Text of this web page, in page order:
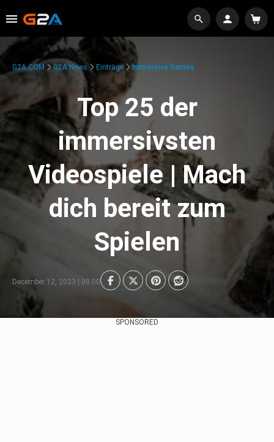
G2A.COM G2A News Einträge Immersive Games
Top 25 der
immersivsten
Videospiele | Mach
dich bereit zum
Spielen
December 12, 2023 | 09:00
SPONSORED